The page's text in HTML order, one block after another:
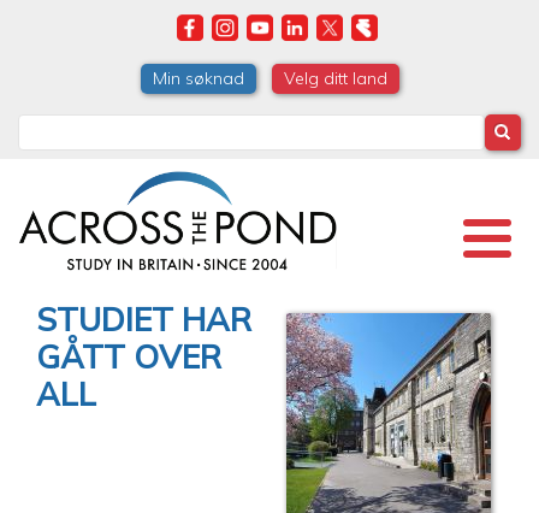
Min søknad Velg ditt land
STUDIET HAR
GÅTT OVER
ALL